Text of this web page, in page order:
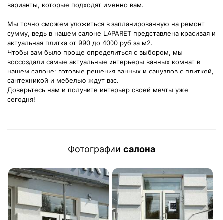
варианты, которые подходят именно вам.
Мы точно сможем уложиться в запланированную на ремонт
сумму, ведь в нашем салоне LAPARET представлена красивая и
актуальная плитка от 990 до 4000 руб за м2.
Чтобы вам было проще определиться с выбором, мы
воссоздали самые актуальные интерьеры ванных комнат в
нашем салоне: готовые решения ванных и санузлов с плиткой,
сантехникой и мебелью ждут вас.
Доверьтесь нам и получите интерьер своей мечты уже
сегодня!
Фотографии салона